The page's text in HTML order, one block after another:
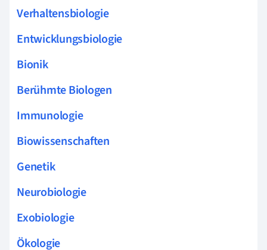
Verhaltensbiologie
Entwicklungsbiologie
Bionik
Berühmte Biologen
Immunologie
Biowissenschaften
Genetik
Neurobiologie
Exobiologie
Ökologie